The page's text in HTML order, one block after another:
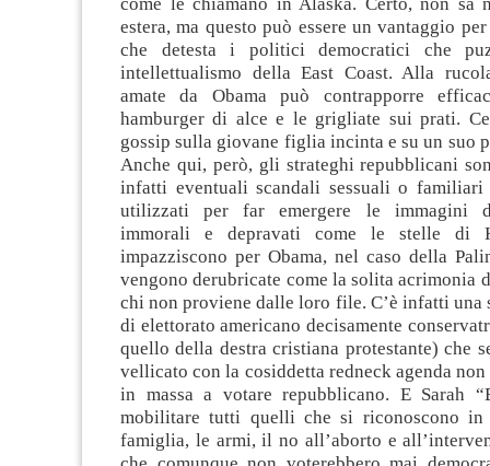
estera, ma questo può essere un vantaggio
che detesta i politici democratici che
intellettualismo della East Coast. Alla
amate da Obama può contrapporre
hamburger di alce e le grigliate sui prati.
gossip sulla giovane figlia incinta e su un suo
Anche qui, però, gli strateghi repubblicani
infatti eventuali scandali sessuali o familiari
utilizzati per far emergere le immagini
immorali e depravati come le stelle di
impazziscono per Obama, nel caso della
vengono derubricate come la solita acrimonia
chi non proviene dalle loro file. C’è infatti una
di elettorato americano decisamente
quello della destra cristiana protestante) che
vellicato con la cosiddetta redneck agenda
in massa a votare repubblicano. E Sarah
mobilitare tutti quelli che si riconoscono
famiglia, le armi, il no all’aborto e